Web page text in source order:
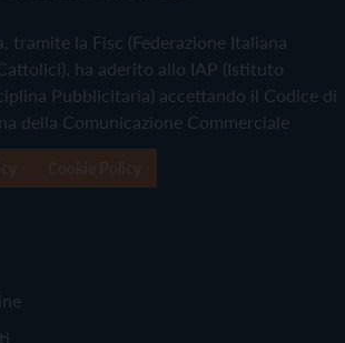
tramite la Fisc (Federazione Italiana
ha aderito allo IAP (Istituto
Pubblicitaria) accettando il Codice di
della Comunicazione Commerciale